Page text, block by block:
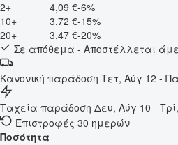
2+
4,09 €-6%
10+
3,72 €-15%
20+
3,47 €-20%
Σε απόθεμα - Αποστέλλεται
Κανονική παράδοση Τετ, Αύγ 12 -
Ταχεία παράδοση Δευ, Αύγ 10 -
Επιστροφές 30 ημερών
Ποσότητα